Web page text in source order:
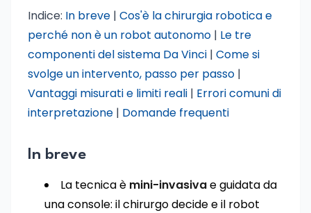
Indice: In breve | Cos'è la chirurgia robotica e
perché non è un robot autonomo | Le tre
componenti del sistema Da Vinci | Come si
svolge un intervento, passo per passo |
Vantaggi misurati e limiti reali | Errori comuni di
interpretazione | Domande frequenti
In breve
La tecnica è mini-invasivae guidata da
una console: il chirurgo decide e il robot